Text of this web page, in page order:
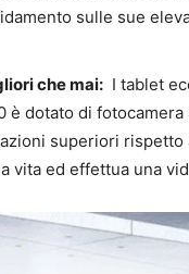
sulle sue
che mai: I tablet
è dotato di
superiori
vita ed effettua una